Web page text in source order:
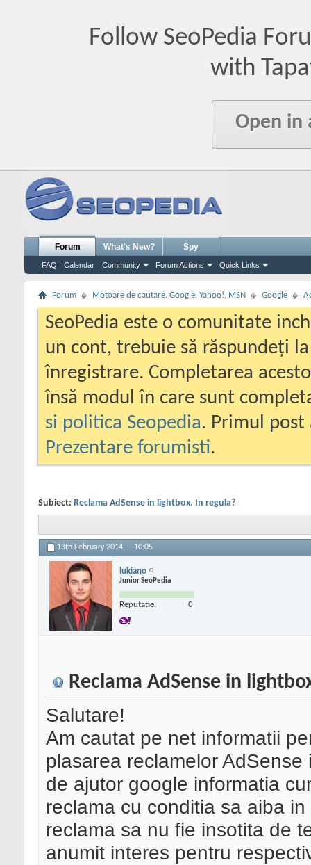
Follow SeoPedia
with
Open in
Forum
FAQ Calendar Community Forum Actions Quick Links
What's New? Spy
Forum Motoare de cautare. Google, Yahoo!, MSN Google
SeoPedia este o comunitate
un cont, trebuie să răspundeți
înregistrare. Completarea
însă modul în care sunt
si politica Seopedia. Primul
Prezentare forumisti.
Subiect: Reclama AdSense in lightbox. In regula?
13th February 2014, 10:05
lukiano
Junior SeoPedia
Reputatie: 0
Reclama AdSense in
Salutare!
Am cautat pe net informatii
plasarea reclamelor
de ajutor google informatia
reclama cu conditia sa aiba
reclama sa nu fie insotita de
anumit interes pentru